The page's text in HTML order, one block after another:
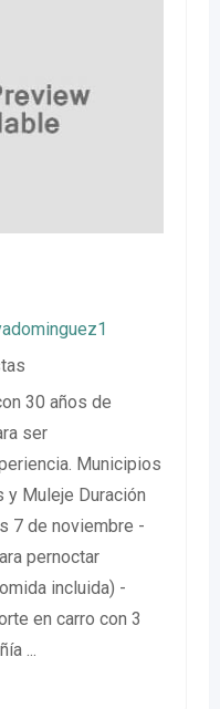
con 30 años de
ser
Municipios
y Muleje Duración
7 de noviembre -
pernoctar
incluida) -
en carro con 3
...